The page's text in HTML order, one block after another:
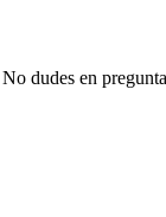
dudes en